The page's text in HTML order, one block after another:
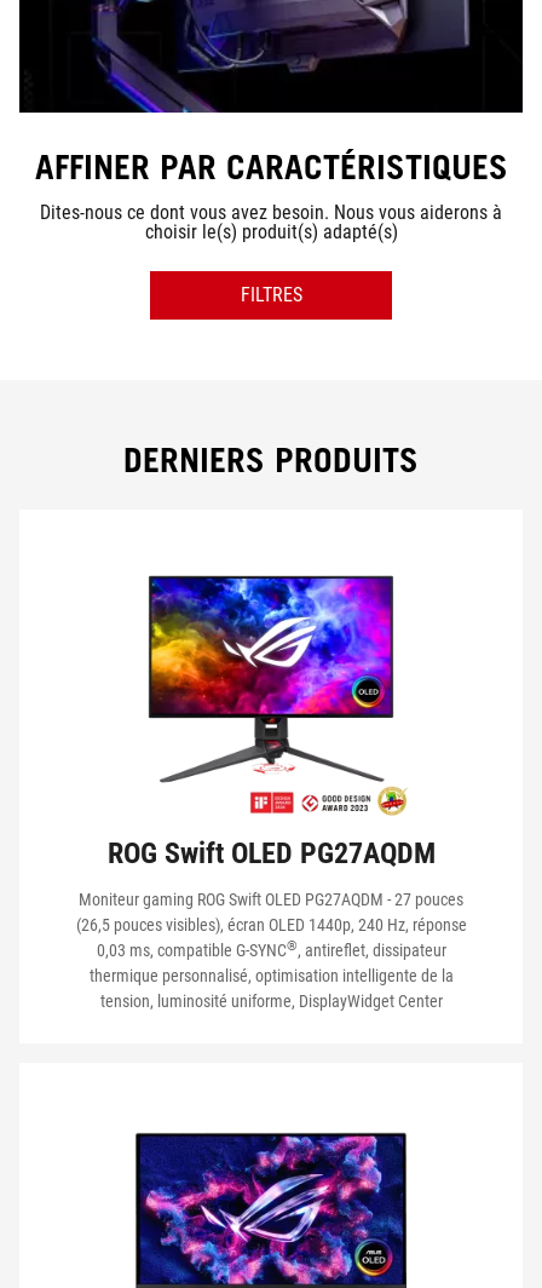
AFFINER PAR CARACTÉRISTIQUES
Dites-nous ce dont vous avez besoin. Nous vous aiderons à
choisir le(s) produit(s) adapté(s)
FRÉQUENCE DE RAFRAÎCHISSEMENT
TEMPS DE RÉPONSE
AURA SYNC
VOIR MES PRODUITS
FILTRES
DERNIERS PRODUITS
ROG Swift OLED PG27AQDM
Moniteur gaming ROG Swift OLED PG27AQDM - 27 pouces
(26,5 pouces visibles), écran OLED 1440p, 240 Hz, réponse
0,03 ms, compatible G-SYNC®, antireflet, dissipateur
thermique personnalisé, optimisation intelligente de la
tension, luminosité uniforme, DisplayWidget Center